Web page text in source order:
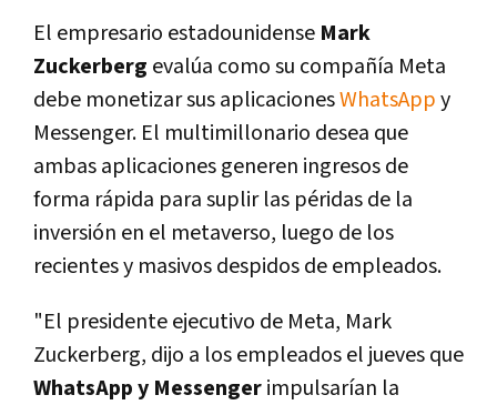
El empresario estadounidense Mark
Zuckerberg evalúa como su compañía Meta
debe monetizar sus aplicacionesWhatsAppy
Messenger. El multimillonario desea que
ambas aplicaciones generen ingresos de
forma rápida para suplir las péridas de la
inversión en el metaverso, luego de los
recientes y masivos despidos de empleados.
"El presidente ejecutivo de Meta, Mark
Zuckerberg, dijo a los empleados el jueves que
WhatsApp y Messengerimpulsarían la